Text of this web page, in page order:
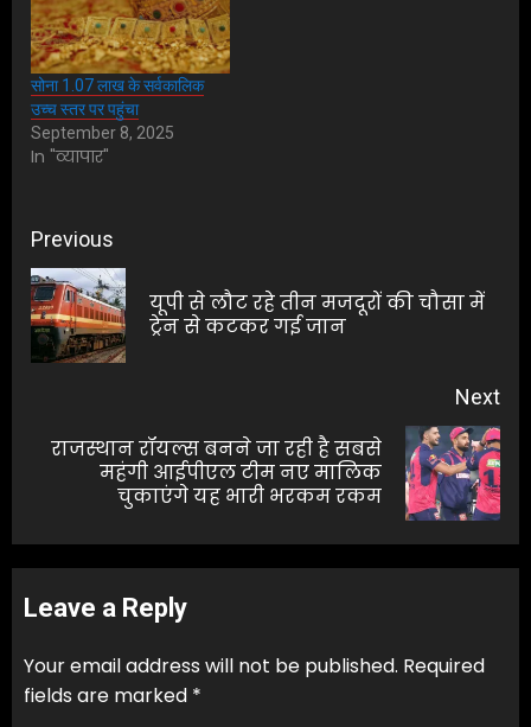
सोना 1.07 लाख के सर्वकालिक
उच्च स्तर पर पहुंचा
September 8, 2025
In "व्यापार"
Post
navigation
Previous
यूपी से लौट रहे तीन मजदूरों की चौसा में
ट्रेन से कटकर गई जान
Next
राजस्थान रॉयल्स बनने जा रही है सबसे
महंगी आईपीएल टीम नए मालिक
चुकाएंगे यह भारी भरकम रकम
Leave a Reply
Your email address will not be published. Required
fields are marked *